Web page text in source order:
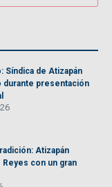
Síndica de Atizapán
durante presentación
Atizapán
Reyes con un gran